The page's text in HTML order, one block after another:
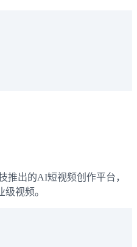
推出的AI短视频创作平台，
视频。